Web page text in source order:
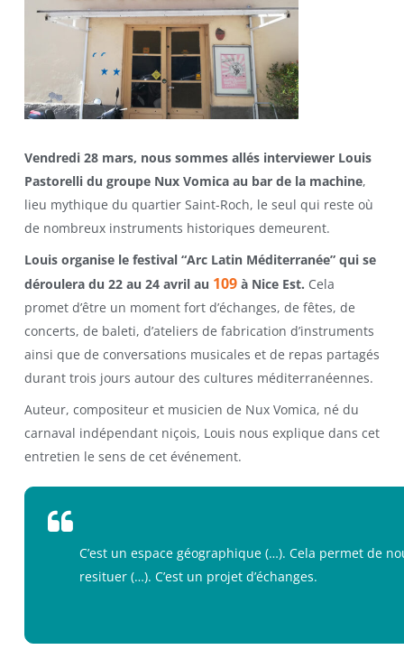
Vendredi 28 mars, nous sommes allés interviewer Louis
Pastorelli du groupe Nux Vomica au bar de la machine,
lieu mythique du quartier Saint-Roch, le seul qui reste où
de nombreux instruments historiques demeurent.
Louis organise le festival “Arc Latin Méditerranée” qui se
déroulera du 22 au 24 avril au 109à Nice Est. Cela
promet d’être un moment fort d’échanges, de fêtes, de
concerts, de baleti, d’ateliers de fabrication d’instruments
ainsi que de conversations musicales et de repas partagés
durant trois jours autour des cultures méditerranéennes.
Auteur, compositeur et musicien de Nux Vomica, né du
carnaval indépendant niçois, Louis nous explique dans cet
entretien le sens de cet événement.
C’est un espace géographique (…). Cela permet de
resituer (…). C’est un projet d’échanges.